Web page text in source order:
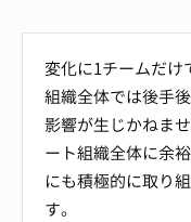
変化に1チームだけ
組織全体では後手
影響が生じかねま
ート組織全体に余
にも積極的に取り
す。